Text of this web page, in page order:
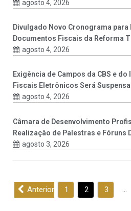
agosto 4, 2026
Divulgado Novo Cronograma
Documentos Fiscais da Reforma
agosto 4, 2026
Exigência de Campos da CBS e do
Fiscais Eletrônicos Será Suspensa
agosto 4, 2026
Câmara de Desenvolvimento
Realização de Palestras e Fóruns
agosto 3, 2026
Anterior 1 2 3 …